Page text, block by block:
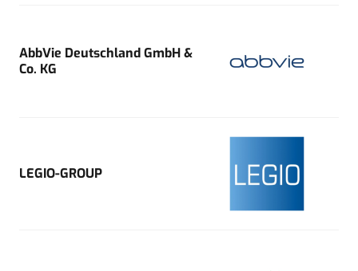
AbbVie Deutschland GmbH &
Co. KG
LEGIO-GROUP